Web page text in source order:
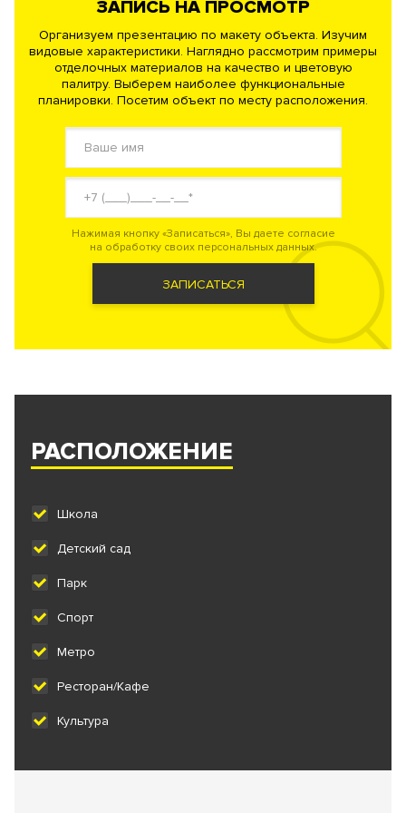
ЗАПИСЬ НА ПРОСМОТР
Организуем презентацию по макету объекта. Изучим
видовые характеристики. Наглядно рассмотрим примеры
отделочных материалов на качество и цветовую
палитру. Выберем наиболее функциональные
планировки. Посетим объект по месту расположения.
Нажимая кнопку «Записаться», Вы даете согласие
на обработку своих персональных данных.
ЗАПИСАТЬСЯ
РАСПОЛОЖЕНИЕ
Школа
Детский сад
Парк
Спорт
Метро
Ресторан/Кафе
Культура